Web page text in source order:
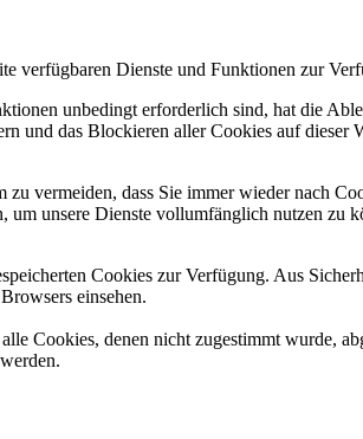
verfügbaren Dienste und Funktionen zur
unbedingt erforderlich sind, hat die
und das Blockieren aller Cookies auf
vermeiden, dass Sie immer wieder nach
um unsere Dienste vollumfänglich nutzen zu
Cookies zur Verfügung. Aus
einsehen.
Cookies, denen nicht zugestimmt wurde,